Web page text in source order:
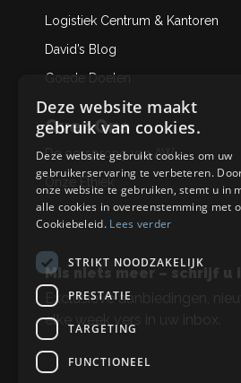
Logistiek Centrum & Kantoren
David’s Blog
Goede Doelen
Over Ons
De oorsprong van AW
Mis niets meer – schrijf u
Exclusieve aanbiedingen,
elke week vers in uw inbox.
Deze website maakt
gebruik van cookies.
Deze website gebruikt cookies om uw
gebruikerservaring te verbeteren.
onze website te gebruiken, stemt u in
alle cookies in overeenstemming met
Cookiebeleid. Lees verder
STRIKT NOODZAKELIJK
PRESTATIE
TARGETING
FUNCTIONEEL